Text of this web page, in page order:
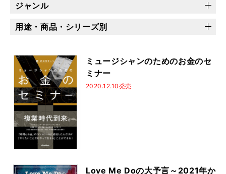
ジャンル
アーティスト バンドスコア
用途・商品・シリーズ別
プレミアム・セレクション
できるシリーズ
Songs magazine
ジャズ・スタンダード・バイブル・シリーズ
バンドリ！
演奏能力開発エクササイズ
DVD＆CDでよくわかる！
かんたんウクレレ
うまくなる理由ヘタな理由
ミュージシャンのためのお金のセ
ミナー
2020.12.10発売
Love Me Doの大予言～2021年か